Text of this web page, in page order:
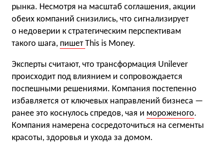
рынка. Несмотря на масштаб соглашения, акции
обеих компаний снизились, что сигнализирует
о недоверии к стратегическим перспективам
такого шага, пишет This is Money.
Эксперты считают, что трансформация Unilever
происходит под влиянием и сопровождается
поспешными решениями. Компания постепенно
избавляется от ключевых направлений бизнеса —
ранее это коснулось спредов, чая и мороженого.
Компания намерена сосредоточиться на сегменты
красоты, здоровья и ухода за домом.